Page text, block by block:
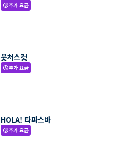
paid추가 요금
붓처스컷
paid추가 요금
HOLA! 타파스바
paid추가 요금